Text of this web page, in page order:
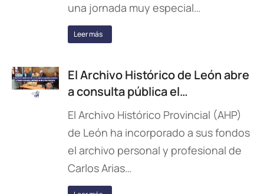
una jornada muy especial…
Leer más
El Archivo Histórico de León abre
a consulta pública el…
El Archivo Histórico Provincial (AHP)
de León ha incorporado a sus fondos
el archivo personal y profesional de
Carlos Arias…